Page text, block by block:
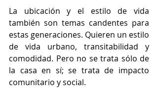
La ubicación y el estilo de vida
también son temas candentes para
estas generaciones. Quieren un estilo
de vida urbano, transitabilidad y
comodidad. Pero no se trata sólo de
la casa en sí; se trata de impacto
comunitario y social.